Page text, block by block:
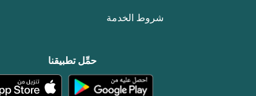
شروط الخدمة
حمِّل تطبيقنا